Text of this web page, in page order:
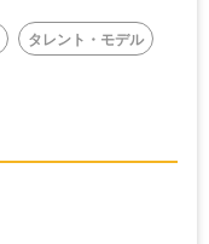
タレント・モデル